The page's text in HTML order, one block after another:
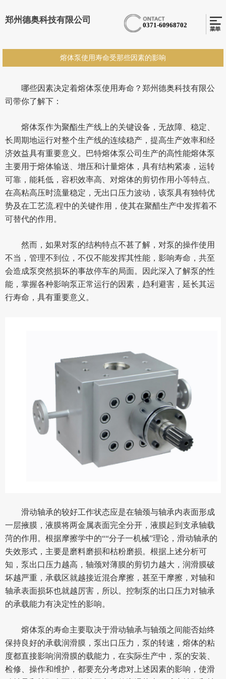
郑州德奥科技有限公司
0371-60968702
熔体泵使用寿命受那些因素的影响
哪些因素决定着熔体泵使用寿命？郑州德奥科技有限公
司带你了解下：
熔体泵作为聚酯生产线上的关键设备，无故障、稳定、
长周期地运行对整个生产线的连续稳产，提高生产效率和经
济效益具有重要意义。巴特熔体泵公司生产的高性能熔体泵
主要用于熔体输送、增压和计量熔体，具有结构紧凑，运转
可靠，能耗低，容积效率高、对熔体的剪切作用小等特点。
在高粘高压时流量稳定，无出口压力波动，该泵具有独特优
势及在工艺流.程中的关键作用，使其在聚醋生产中发挥着不
可替代的作用。
然而，如果对泵的结构特点不甚了解，对泵的操作使用
不当，管理不到位，不仅不能发挥其性能，影响寿命，共至
会造成泵突然损坏的事故停车的局面。因此深入了解泵的性
能，掌握各种影响泵正常运行的因素，趋利避害，延长其运
行寿命，具有重要意义。
滑动轴承的较好工作状态应是在轴颈与轴承内表面形成
一层掖膜，液膜将两金属表面完全分开，液膜起到支承轴载
菏的作用。根据摩擦学中的““分子一机械”理论，滑动轴承的
失效形式，主要是磨料磨损和枯粉磨损。根据上述分析可
知，泵出口压力越高，轴颈对薄膜的剪切力越大，润滑膜破
坏越严重，承载区就越接近混合摩擦，甚至干摩擦，对轴和
轴承表面损坏也就越厉害，所以。控制泵的出口压力对轴承
的承载能力有决定性的影响。
熔体泵的寿命主要取决于滑动轴承与轴颈之间能否始终
保持良好的承载润滑膜，泵出口压力，泵的转速，熔体的粘
度都直接影响润滑膜的载能力，在实际生产中，泵的安装、
检修、操作和维护，都要充分考虑对上述因素的影响，使滑